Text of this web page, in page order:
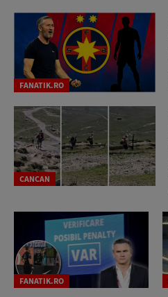
FANATIK.RO
CANCAN
FANATIK.RO